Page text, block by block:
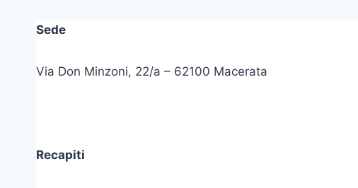
Sede
Via Don Minzoni, 22/a – 62100 Macerata
Recapiti